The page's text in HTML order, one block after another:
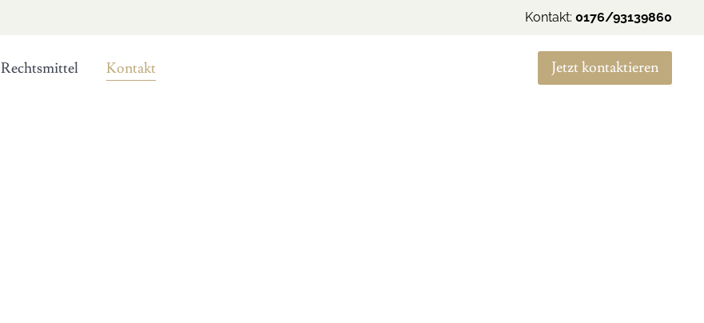
Kontakt: 0176/93139860
Rechtsmittel Kontakt Jetzt kontaktieren